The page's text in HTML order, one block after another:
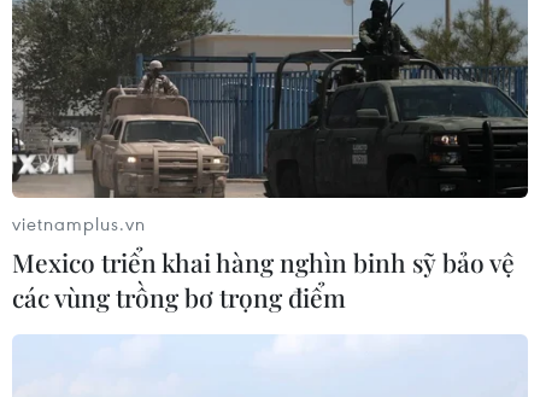
chưa có báo cáo về thương vong hay thiệt hại.
vietnamplus.vn
Mexico triển khai hàng nghìn binh sỹ bảo vệ
các vùng trồng bơ trọng điểm